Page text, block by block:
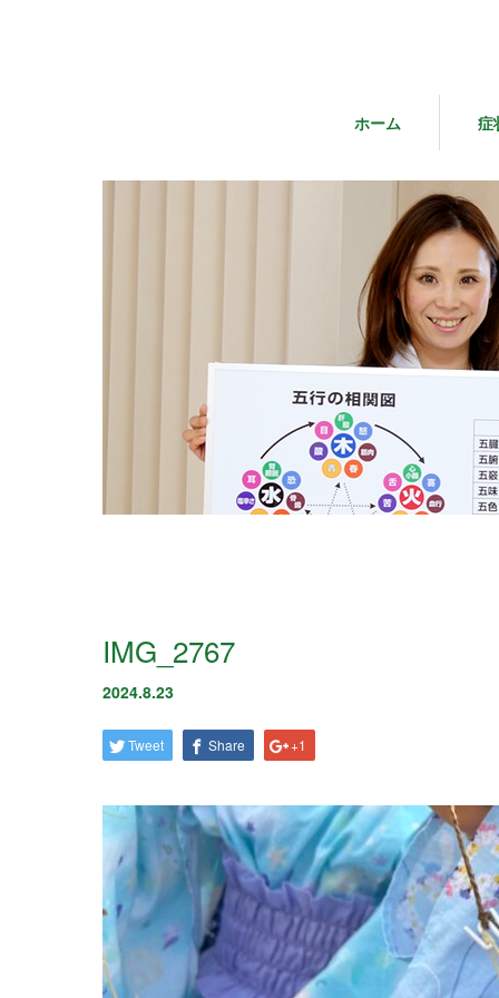
ホーム 症
IMG_2767
2024.8.23
Tweet Share +1